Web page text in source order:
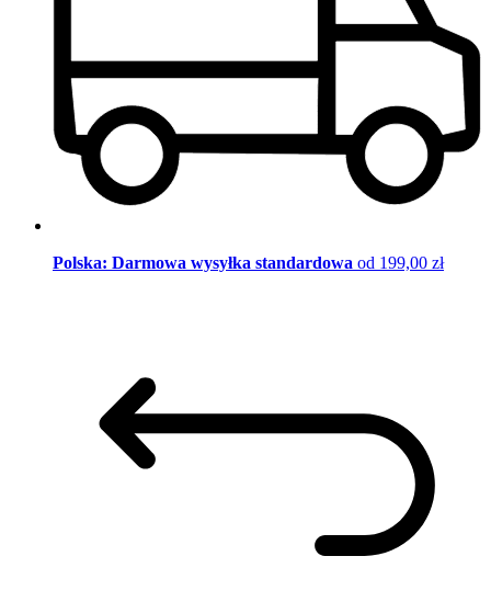
Polska: Darmowa wysyłka standardowa od 199,00 zł